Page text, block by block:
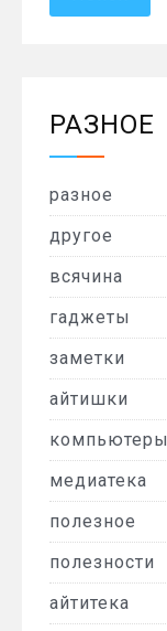
РАЗНОЕ
разное
другое
всячина
гаджеты
заметки
айтишки
компьютеры
медиатека
полезное
полезности
айтитека